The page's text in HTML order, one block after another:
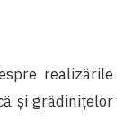
realizările
și grădinițelor